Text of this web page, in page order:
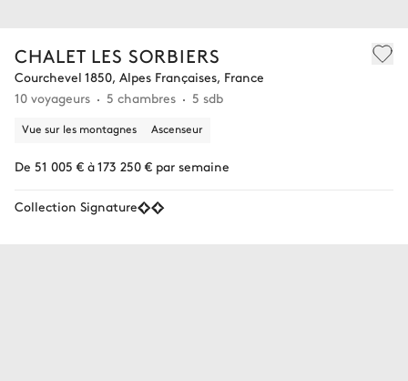
CHALET LES SORBIERS
Courchevel 1850, Alpes Françaises, France
10 voyageurs
5 chambres 5 sdb
Vue sur les montagnes Ascenseur
De 51 005 € à 173 250 € par semaine
Collection Signature